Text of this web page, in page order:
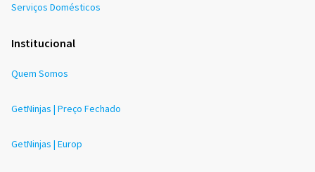
Serviços Domésticos
Institucional
Quem Somos
GetNinjas | Preço Fechado
GetNinjas | Europ